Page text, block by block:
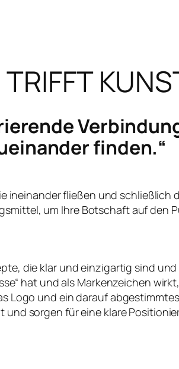
finden.“
ineinander fließen und schließlich
um Ihre Botschaft auf den
die klar und einzigartig sind
hat und als Markenzeichen
Logo und ein darauf
sorgen für eine klare